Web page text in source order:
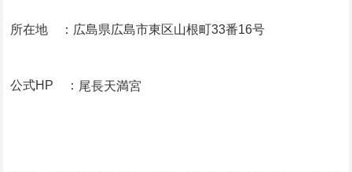
所在地 ：広島県広島市東区山根町33番16号
公式HP ： 尾長天満宮